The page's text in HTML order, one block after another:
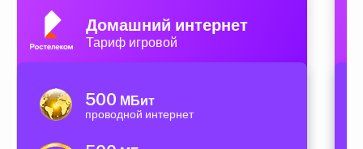
Домашний интернет
Тариф игровой
500 МБит
проводной интернет